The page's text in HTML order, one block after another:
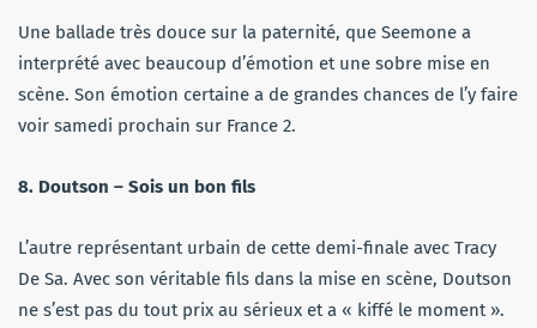
Une ballade très douce sur la paternité, que Seemone a
interprété avec beaucoup d’émotion et une sobre mise en
scène. Son émotion certaine a de grandes chances de l’y faire
voir samedi prochain sur France 2.
8. Doutson – Sois un bon fils
L’autre représentant urbain de cette demi-finale avec Tracy
De Sa. Avec son véritable fils dans la mise en scène, Doutson
ne s’est pas du tout prix au sérieux et a « kiffé le moment ».